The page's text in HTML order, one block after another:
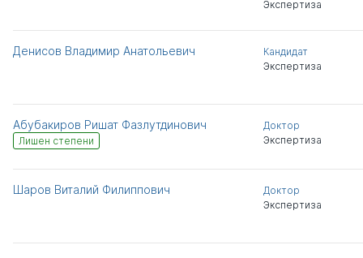
Экспертиза
Денисов Владимир Анатольевич
Кандидат
Экспертиза
Абубакиров Ришат Фазлутдинович
Лишен степени
Доктор
Экспертиза
Шаров Виталий Филиппович
Доктор
Экспертиза